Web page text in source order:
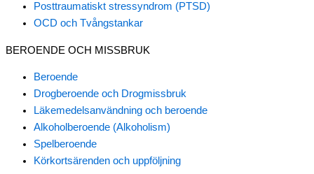
Posttraumatiskt stressyndrom (PTSD)
OCD och Tvångstankar
BEROENDE OCH MISSBRUK
Beroende
Drogberoende och Drogmissbruk
Läkemedelsanvändning och beroende
Alkoholberoende (Alkoholism)
Spelberoende
Körkortsärenden och uppföljning